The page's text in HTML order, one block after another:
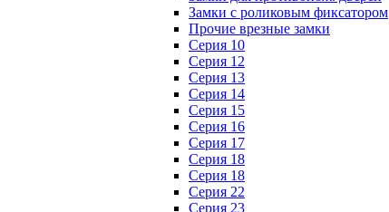
Замки с роликовым фиксатором
Прочие врезные замки
Серия 10
Серия 12
Серия 13
Серия 14
Серия 15
Серия 16
Серия 17
Серия 18
Серия 18
Серия 22
Серия 23